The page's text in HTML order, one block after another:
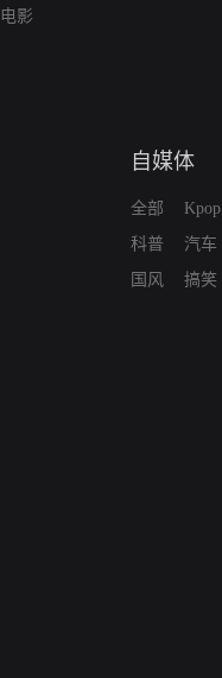
电影
自媒体
全部
科普
国风
Kpop
汽车
搞笑